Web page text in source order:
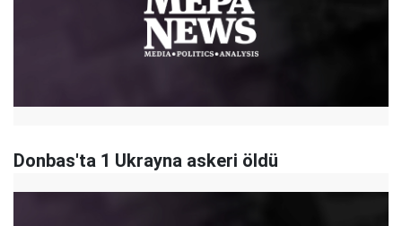
Donbas'ta 1 Ukrayna askeri öldü